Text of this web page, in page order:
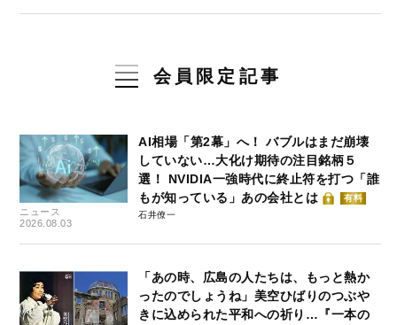
会員限定記事
ニュース
2026.08.03
AI相場「第2幕」へ！ バブルはまだ崩壊
していない…大化け期待の注目銘柄５
選！ NVIDIA一強時代に終止符を打つ「誰
もが知っている」あの会社とは
有料
石井僚一
「あの時、広島の人たちは、もっと熱か
ったのでしょうね」美空ひばりのつぶや
きに込められた平和への祈り…『一本の